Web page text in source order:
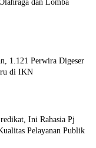
dan Lomba
1.121 Perwira Digeser
di IKN
Ini Rahasia Pj
Pelayanan Publik